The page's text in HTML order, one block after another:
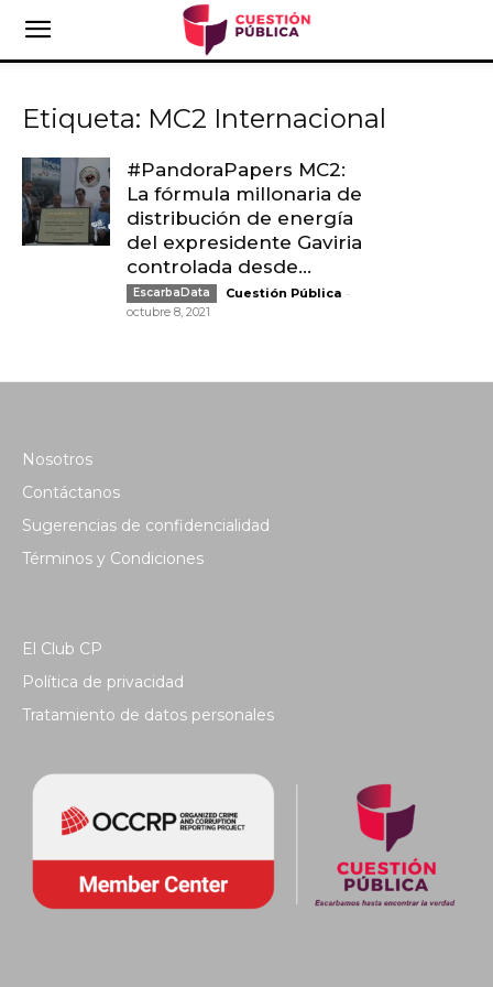
Etiqueta: MC2 Internacional
#PandoraPapers MC2:
La fórmula millonaria de
distribución de energía
del expresidente Gaviria
controlada desde...
EscarbaData Cuestión Pública -
octubre 8, 2021
Nosotros
Contáctanos
Sugerencias de confidencialidad
Términos y Condiciones
El Club CP
Política de privacidad
Tratamiento de datos personales